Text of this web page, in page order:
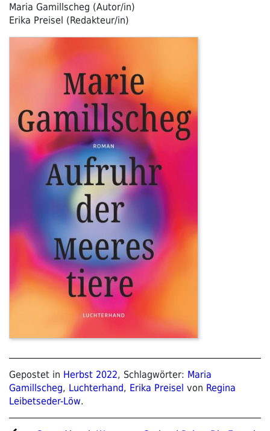
Maria Gamillscheg (Autor/in)
Erika Preisel (Redakteur/in)
Gepostet in Herbst 2022, Schlagwörter: Maria
Gamillscheg, Luchterhand, Erika Preisel von Regina
Leibetseder-Löw.